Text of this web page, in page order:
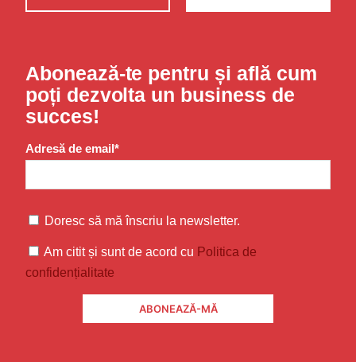
Abonează-te pentru și află cum
poți dezvolta un business de
succes!
Adresă de email*
Doresc să mă înscriu la newsletter.
Am citit și sunt de acord cu Politica de
confidențialitate